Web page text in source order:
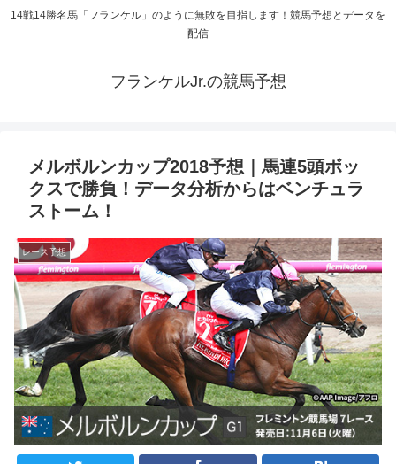
14戦14勝名馬「フランケル」のように無敗を目指します！競馬予想とデータを
配信
フランケルJr.の競馬予想
メルボルンカップ2018予想｜馬連5頭ボッ
クスで勝負！データ分析からはベンチュラ
ストーム！
レース予想